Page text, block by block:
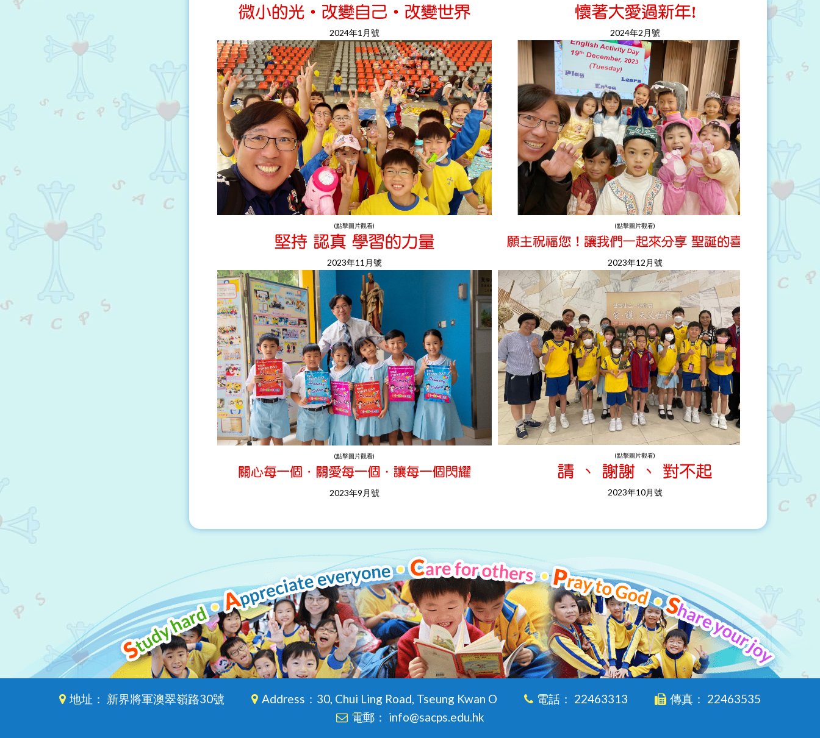
2024年1月號 2024年2月號
(點擊圖片觀看)
2023年11月號
(點擊圖片觀看)
2023年12月號
(點擊圖片觀看)
2023年9月號
(點擊圖片觀看)
2023年10月號
地址： 新界將軍澳翠嶺路30號 Address：30, Chui Ling Road, Tseung Kwan O 電話： 22463313
傳真： 22463535
電郵： info@sacps.edu.hk